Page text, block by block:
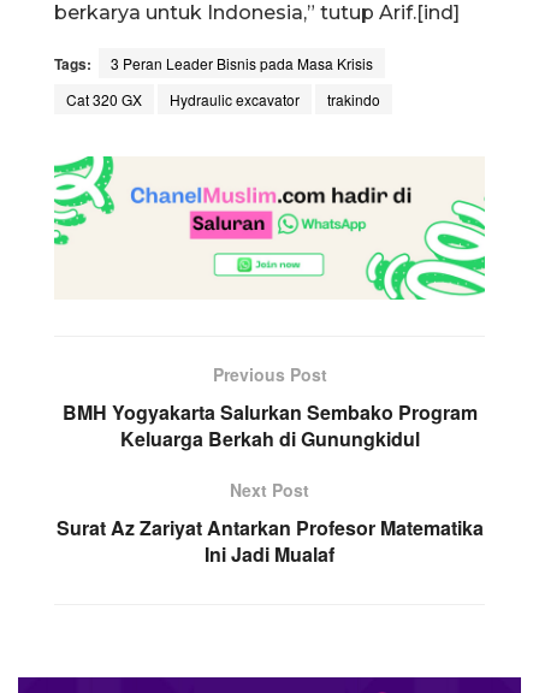
berkarya untuk Indonesia,” tutup Arif.[ind]
Tags:
3 Peran Leader Bisnis pada Masa Krisis
Cat 320 GX
Hydraulic excavator trakindo
Previous Post
BMH Yogyakarta Salurkan Sembako Program
Keluarga Berkah di Gunungkidul
Next Post
Surat Az Zariyat Antarkan Profesor Matematika
Ini Jadi Mualaf